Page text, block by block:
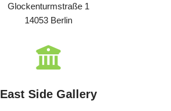
Glockenturmstraße 1
14053 Berlin
East Side Gallery